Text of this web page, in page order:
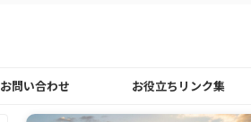
お問い合わせ お役立ちリンク集